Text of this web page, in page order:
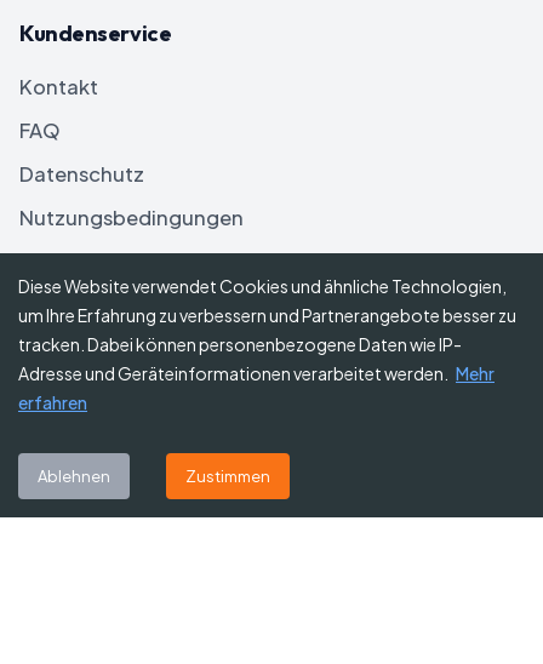
Kundenservice
Kontakt
FAQ
Datenschutz
Nutzungsbedingungen
Haftungsausschluss
Folgen Sie uns
Diese Website verwendet Cookies und ähnliche Technologien,
um Ihre Erfahrung zu verbessern und Partnerangebote besser zu
tracken. Dabei können personenbezogene Daten wie IP-
Adresse und Geräteinformationen verarbeitet werden.
Mehr
erfahren
Ablehnen Zustimmen